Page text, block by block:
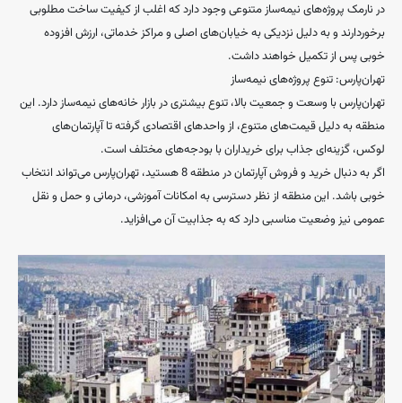
در نارمک پروژه‌های نیمه‌ساز متنوعی وجود دارد که اغلب از کیفیت ساخت مطلوبی
برخوردارند و به دلیل نزدیکی به خیابان‌های اصلی و مراکز خدماتی، ارزش افزوده
خوبی پس از تکمیل خواهند داشت.
تهران‌پارس: تنوع پروژه‌های نیمه‌ساز
تهران‌پارس با وسعت و جمعیت بالا، تنوع بیشتری در بازار خانه‌های نیمه‌ساز دارد. این
منطقه به دلیل قیمت‌های متنوع، از واحدهای اقتصادی گرفته تا آپارتمان‌های
لوکس، گزینه‌ای جذاب برای خریداران با بودجه‌های مختلف است.
اگر به دنبال خرید و فروش آپارتمان در منطقه 8 هستید، تهران‌پارس می‌تواند انتخاب
خوبی باشد. این منطقه از نظر دسترسی به امکانات آموزشی، درمانی و حمل و نقل
عمومی نیز وضعیت مناسبی دارد که به جذابیت آن می‌افزاید.